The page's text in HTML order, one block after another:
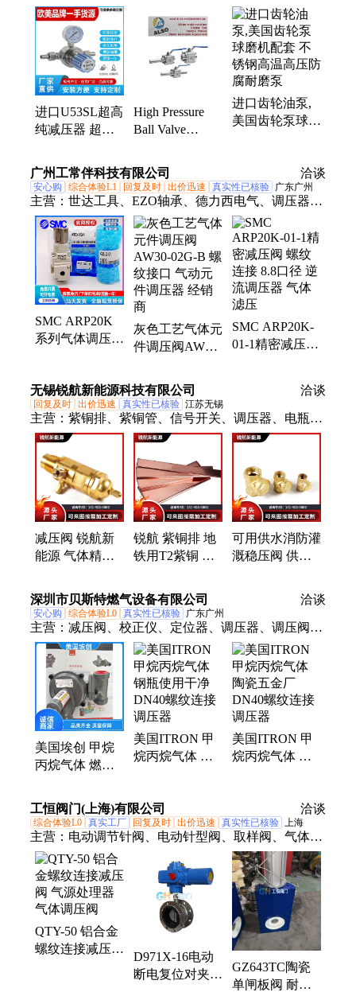
减压器、蒸汽减压阀、蒸汽疏水阀、锻钢截止阀、进
口隔膜泵、不锈钢球阀、电动调节阀
进口U53SL超高
纯减压器 超高
非焊接膜片 硬
密封调压
High Pressure
Ball Valve
口不锈钢球阀
丝扣 焊接 三片
式
进口齿轮油泵,
美国齿轮泵球磨
广州工常伴科技有限公司 洽谈
安心购 综合体验L1 回复及时 出价迅速 真实性已核验 广东广州
主营： 世达工具、EZO轴承、德力西电气、调压器、
安泰信、SMC、施耐德电气、博世电动工具、SKF轴
承、INA轴承、FAG轴承、GMN轴承、TIMKEN轴
承、Huba富巴、史丹利工具、FLUKE福禄克、
OMRON欧姆龙、正泰电器、SICK西克、菲尼克斯电
气
SMC ARP20K
系列气体调压器
压阀 经销商
灰色工艺气体元
件调压阀AW30-
气动元件调压器
经销商
SMC ARP20K-
01-1精密减压阀
无锡锐航新能源科技有限公司 洽谈
回复及时 出价迅速 真实性已核验 江苏无锡
主营： 紫铜排、紫铜管、信号开关、调压器、电瓶端
子、紫铜软连接
减压阀 锐航新
能源 气体精密
螺纹连接
锐航 紫铜排 地
铁用T2紫铜 排
耐热性好 发货
速度快
可用供水消防灌
溉稳压阀 供水
深圳市贝斯特燃气设备有限公司 洽谈
安心购 综合体验L0 真实性已核验 广东广州
主营： 减压阀、校正仪、定位器、调压器、调压阀、
过滤网、稳压阀、燃烧器、罗茨流量计、高压减压
器、涡轮流量计、差压调节阀、腰轮流量计、电磁阀
线圈、皮膜传感器配件、超高自动切断阀
美国埃创 甲烷
丙烷气体 燃烧
纹连接调压器
美国ITRON 甲
烷丙烷气体 钢
调压器
美国ITRON 甲
烷丙烷气体 陶
工恒阀门(上海)有限公司
洽谈
综合体验L0 真实工厂 回复及时 出价迅速 真实性已核验 上海
主营： 电动调节针阀、电动针型阀、取样阀、气体减
压阀、采样阀、减压阀、调压阀、气动减压阀、电动
减压阀、气动背压阀、电动背压阀、电动球阀、气动
球阀、在线取样阀、管线取样阀、管道取样阀、密闭
取样阀、柱塞取样阀、气动柱塞取样阀、气动粉体取
样阀、粉体采样阀、阻尼器、标定柱、背压阀
QTY-50 铝合金
螺纹连接减压阀
D971X-16电动
断电复位对夹蝶
GZ643TC陶瓷
单闸板阀 耐磨